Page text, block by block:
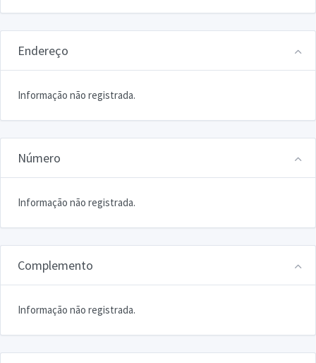
Endereço
Informação não registrada.
Número
Informação não registrada.
Complemento
Informação não registrada.